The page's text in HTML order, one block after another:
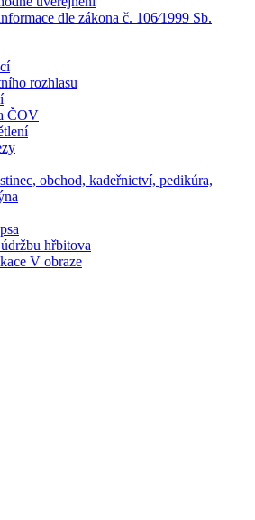
dle zákona č. 106⁄1999 Sb.
rozhlasu
ČOV
obchod, kadeřnictví, pedikúra,
hřbitova
V obraze